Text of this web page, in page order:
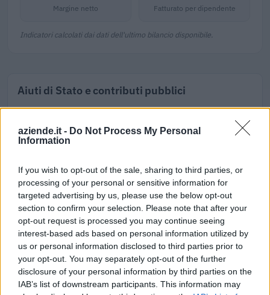
aziende.it - Do Not Process My Personal
Information
If you wish to opt-out of the sale, sharing to third parties, or
processing of your personal or sensitive information for
targeted advertising by us, please use the below opt-out
section to confirm your selection. Please note that after your
opt-out request is processed you may continue seeing
interest-based ads based on personal information utilized by
us or personal information disclosed to third parties prior to
your opt-out. You may separately opt-out of the further
disclosure of your personal information by third parties on the
IAB’s list of downstream participants. This information may
Margine netto Fatturato per dipendente
Indicatori calcolati dai dati dell'ultimo bilancio disponibile.
Aiuti di Stato e contributi pubblici
Dv Costruzioni Meccaniche S.r.l. risulta beneficiaria di 3 aiuti
o contributi pubblici per un totale di 19.925 euro (2021–
Contributo a fondo perduto [e modifiche ai sensi
della decisione SA. 62668 e decisione C(2022) 171 final)
SA 101076)
agenzia delle entrate
9.955 euro
2023-04-08
esenzioni fiscali e crediti d'imposta adottati a
seguito della crisi economica causata dall'epidemia di
COVID-19 [con mo